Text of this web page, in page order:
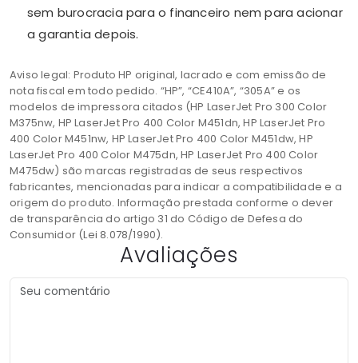
sem burocracia para o financeiro nem para acionar
a garantia depois.
Aviso legal: Produto HP original, lacrado e com emissão de
nota fiscal em todo pedido. “HP”, “CE410A”, “305A” e os
modelos de impressora citados (HP LaserJet Pro 300 Color
M375nw, HP LaserJet Pro 400 Color M451dn, HP LaserJet Pro
400 Color M451nw, HP LaserJet Pro 400 Color M451dw, HP
LaserJet Pro 400 Color M475dn, HP LaserJet Pro 400 Color
M475dw) são marcas registradas de seus respectivos
fabricantes, mencionadas para indicar a compatibilidade e a
origem do produto. Informação prestada conforme o dever
de transparência do artigo 31 do Código de Defesa do
Consumidor (Lei 8.078/1990).
Avaliações